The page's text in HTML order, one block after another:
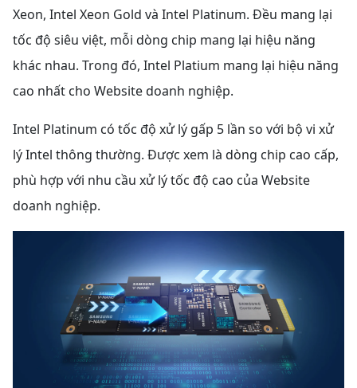
Xeon, Intel Xeon Gold và Intel Platinum. Đều mang lại
tốc độ siêu việt, mỗi dòng chip mang lại hiệu năng
khác nhau. Trong đó, Intel Platium mang lại hiệu năng
cao nhất cho Website doanh nghiệp.
Intel Platinum có tốc độ xử lý gấp 5 lần so với bộ vi xử
lý Intel thông thường. Được xem là dòng chip cao cấp,
phù hợp với nhu cầu xử lý tốc độ cao của Website
doanh nghiệp.